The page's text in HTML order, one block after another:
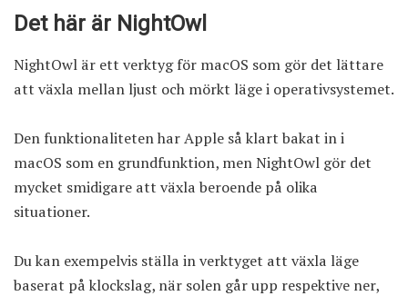
Det här är NightOwl
NightOwl är ett verktyg för macOS som gör det lättare
att växla mellan ljust och mörkt läge i operativsystemet.
Den funktionaliteten har Apple så klart bakat in i
macOS som en grundfunktion, men NightOwl gör det
mycket smidigare att växla beroende på olika
situationer.
Du kan exempelvis ställa in verktyget att växla läge
baserat på klockslag, när solen går upp respektive ner,